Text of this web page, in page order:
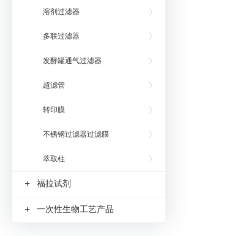
溶剂过滤器
多联过滤器
发酵罐通气过滤器
超滤管
转印膜
不锈钢过滤器过滤膜
萃取柱
+ 福拉试剂
+ 一次性生物工艺产品